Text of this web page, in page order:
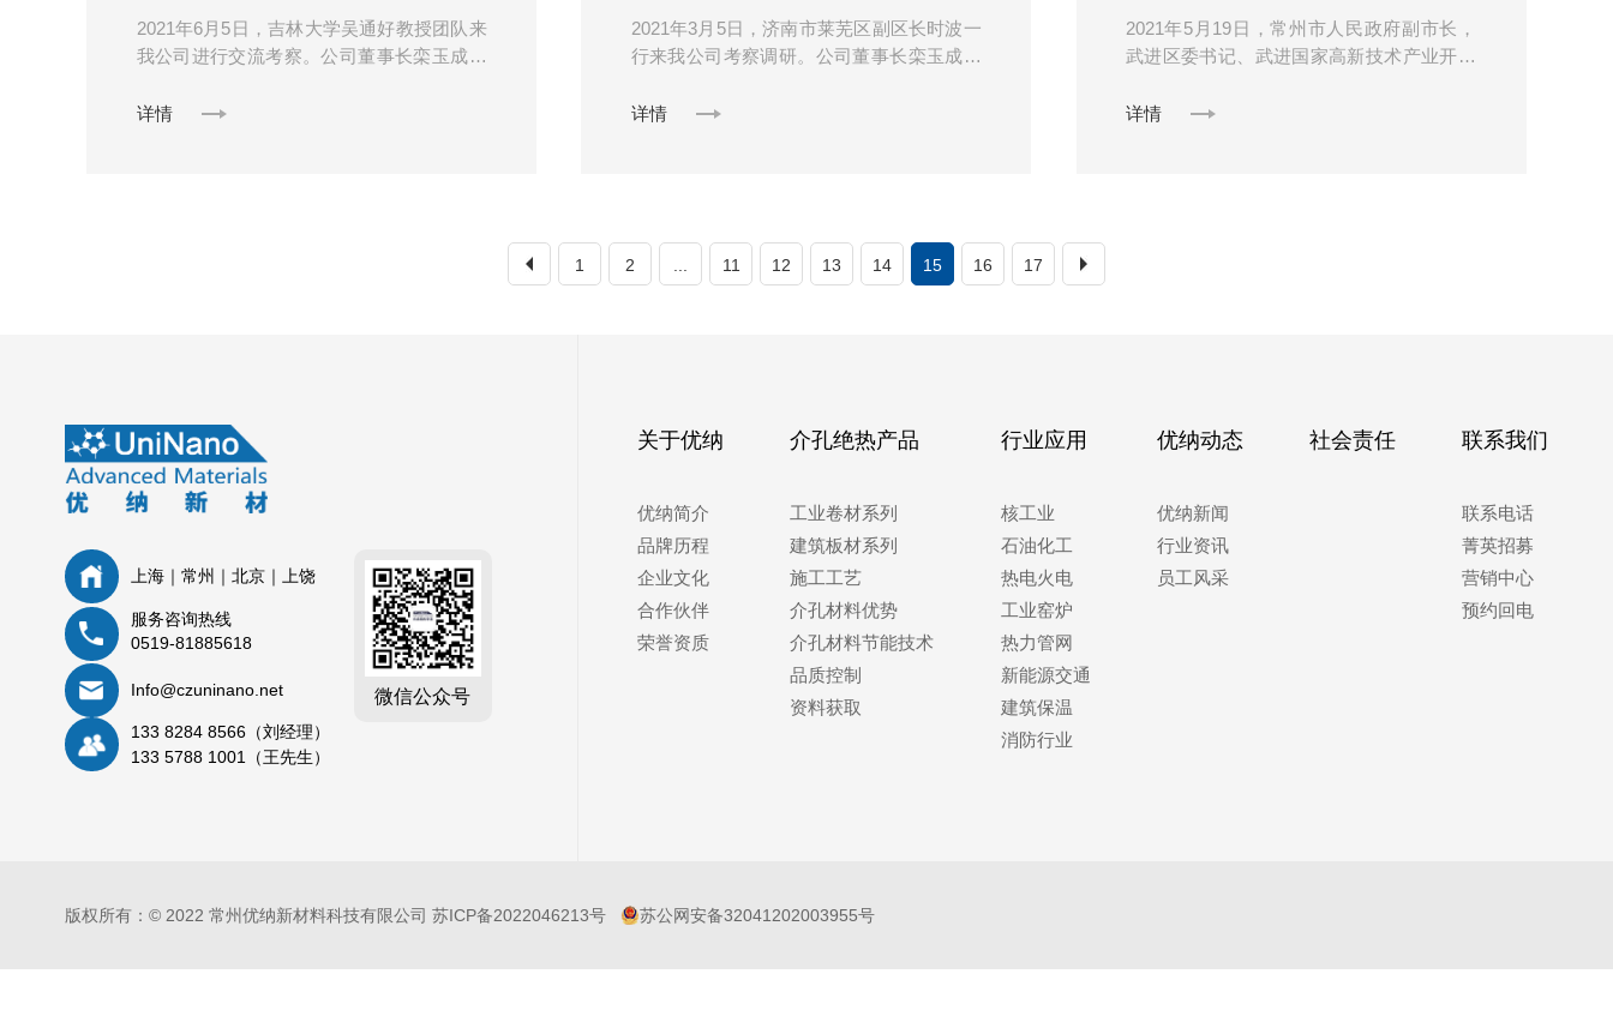
2021年6月5日，吉林大学吴通好教授团队来
我公司进行交流考察。公司董事长栾玉成接
是中华人民共和国教育部直属全国重点大
详情
2021年3月5日，济南市莱芜区副区长时波一
行来我公司考察调研。公司董事长栾玉成热
区长一行的到来表示热烈欢迎，并就公司现
详情
2021年5月19日，常州市人民政府副市长，
武进区委书记、武进国家高新技术产业开发
公司董事长栾玉成接待李林书记。优纳新材
详情
1 2 ... 11 12 13 14 15 16 17
上海｜常州｜北京｜上饶
服务咨询热线
0519-81885618
Info@czuninano.net
133 8284 8566（刘经理）
133 5788 1001（王先生）
微信公众号
关于优纳
优纳简介
品牌历程
企业文化
合作伙伴
荣誉资质
介孔绝热产品
工业卷材系列
建筑板材系列
施工工艺
介孔材料优势
介孔材料节能技术
品质控制
资料获取
行业应用
核工业
石油化工
热电火电
工业窑炉
热力管网
新能源交通
建筑保温
消防行业
优纳动态
优纳新闻
行业资讯
员工风采
社会责任 联系我们
联系电话
菁英招募
营销中心
预约回电
版权所有：© 2022 常州优纳新材料科技有限公司 苏ICP备2022046213号 苏公网安备32041202003955号